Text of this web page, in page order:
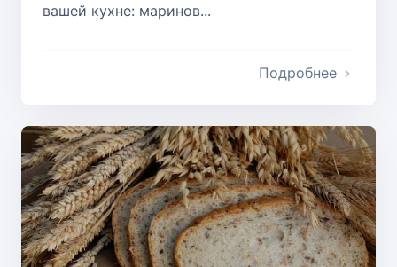
вашей кухне: маринов...
Подробнее